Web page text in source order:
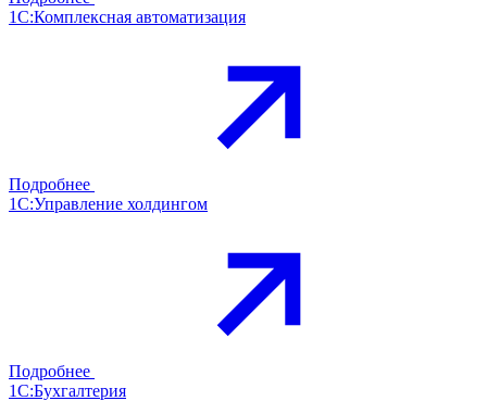
1С:Комплексная автоматизация
Подробнее
1С:Управление холдингом
Подробнее
1С:Бухгалтерия